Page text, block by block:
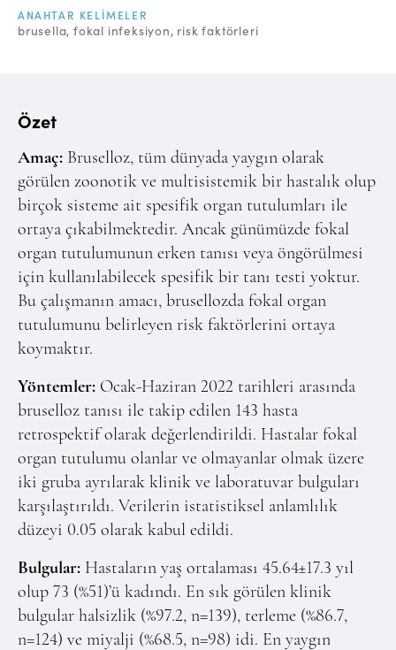
Editoryal Süreç
Online Makale Gönderimi
Dizinler
Telif Hakları
İletişim
FACEBOOK TWITTER YOUTUBE
ANAHTAR KELIMELER
brusella fokal infeksiyon risk faktörleri
Özet
Amaç: Bruselloz, tüm dünyada yaygın olarak
görülen zoonotik ve multisistemik bir hastalık olup
birçok sisteme ait spesifik organ tutulumları ile
ortaya çıkabilmektedir. Ancak günümüzde fokal
organ tutulumunun erken tanısı veya öngörülmesi
için kullanılabilecek spesifik bir tanı testi yoktur.
Bu çalışmanın amacı, brusellozda fokal organ
tutulumunu belirleyen risk faktörlerini ortaya
koymaktır.
Yöntemler: Ocak-Haziran 2022 tarihleri arasında
bruselloz tanısı ile takip edilen 143 hasta
retrospektif olarak değerlendirildi. Hastalar fokal
organ tutulumu olanlar ve olmayanlar olmak üzere
iki gruba ayrılarak klinik ve laboratuvar bulguları
karşılaştırıldı. Verilerin istatistiksel anlamlılık
düzeyi 0.05 olarak kabul edildi.
Bulgular: Hastaların yaş ortalaması 45.64±17.3 yıl
olup 73 (%51)’ü kadındı. En sık görülen klinik
bulgular halsizlik (%97.2, n=139), terleme (%86.7,
n=124) ve miyalji (%68.5, n=98) idi. En yaygın